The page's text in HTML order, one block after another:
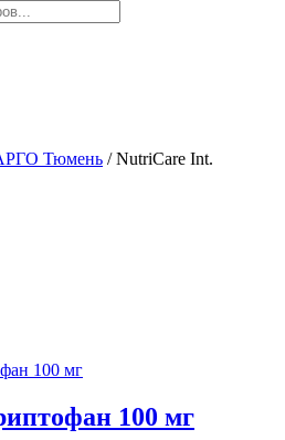
Тюмень / NutriCare Int.
100 мг